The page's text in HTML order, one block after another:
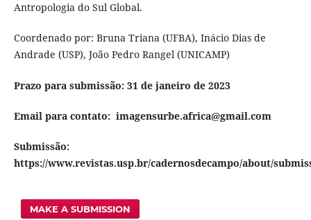
Antropologia do Sul Global.
Coordenado por: Bruna Triana (UFBA), Inácio Dias de
Andrade (USP), João Pedro Rangel (UNICAMP)
Prazo para submissão: 31 de janeiro de 2023
Email para contato: imagensurbe.africa@gmail.com
Submissão:
https://www.revistas.usp.br/cadernosdecampo/about/
MAKE A SUBMISSION